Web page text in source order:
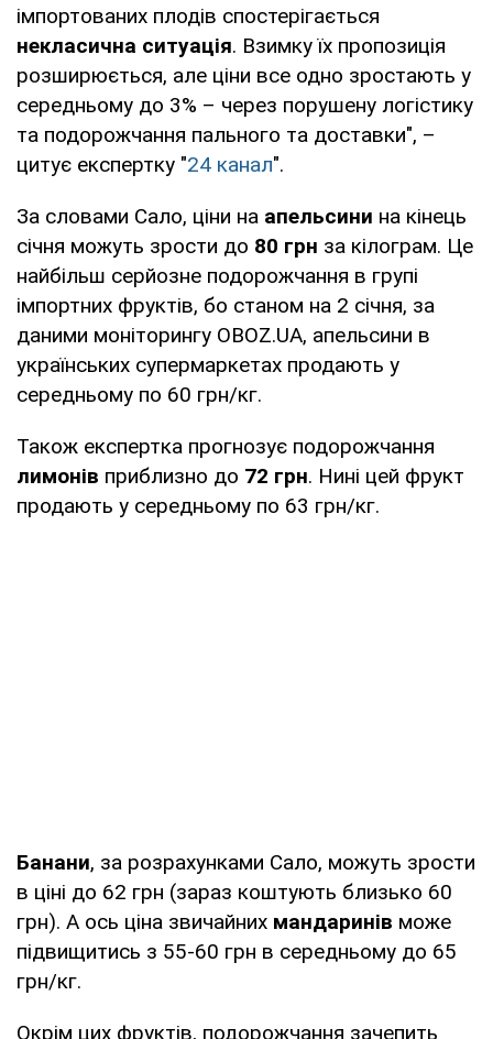
імпортованих плодів спостерігається
некласична ситуація. Взимку їх пропозиція
розширюється, але ціни все одно зростають у
середньому до 3% – через порушену логістику
та подорожчання пального та доставки", –
цитує експертку "24 канал".
За словами Сало, ціни на апельсини на кінець
січня можуть зрости до 80 грн за кілограм. Це
найбільш серйозне подорожчання в групі
імпортних фруктів, бо станом на 2 січня, за
даними моніторингу OBOZ.UA, апельсини в
українських супермаркетах продають у
середньому по 60 грн/кг.
Також експертка прогнозує подорожчання
лимонів приблизно до 72 грн. Нині цей фрукт
продають у середньому по 63 грн/кг.
Банани, за розрахунками Сало, можуть зрости
в ціні до 62 грн (зараз коштують близько 60
грн). А ось ціна звичайних мандаринів може
підвищитись з 55-60 грн в середньому до 65
грн/кг.
Окрім цих фруктів, подорожчання зачепить